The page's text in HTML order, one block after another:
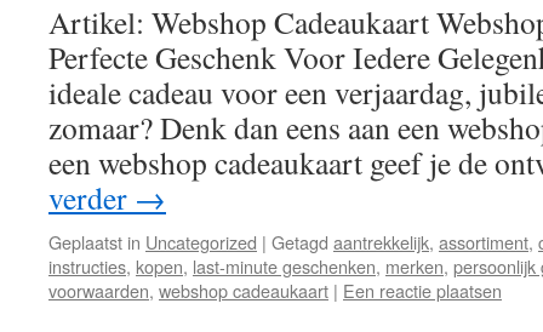
Artikel: Webshop Cadeaukaart
Perfecte Geschenk Voor Iedere
ideale cadeau voor een verjaardag,
zomaar? Denk dan eens aan een
een webshop cadeaukaart geef je de
verder →
Geplaatst in Uncategorized | Getagd aantrekkelijk, assortiment,
instructies, kopen, last-minute geschenken, merken, persoonlijk
voorwaarden, webshop cadeaukaart | Een reactie plaatsen